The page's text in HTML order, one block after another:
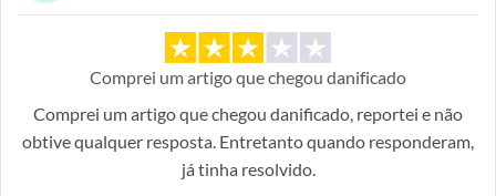
Comprei um artigo que chegou danificado
Comprei um artigo que chegou danificado, reportei e não
obtive qualquer resposta. Entretanto quando responderam,
já tinha resolvido.